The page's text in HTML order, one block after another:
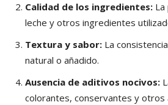
Calidad de los ingredientes:
leche y otros ingredientes
Textura y sabor: La
natural o añadido.
Ausencia de aditivos nocivos:
colorantes, conservantes y otros